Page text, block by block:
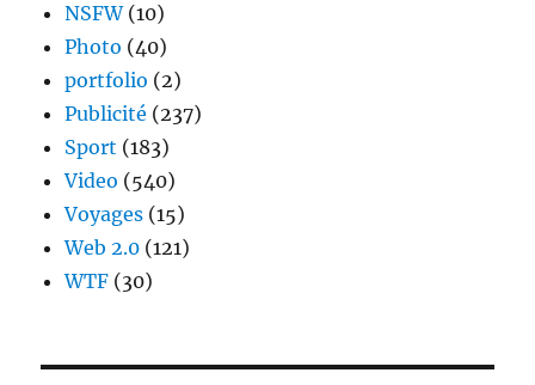
NSFW(10)
Photo (40)
portfolio (2)
Publicité (237)
Sport (183)
Video (540)
Voyages (15)
Web 2.0 (121)
WTF (30)